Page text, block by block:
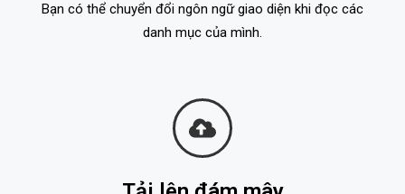
Bạn có thể chuyển đổi ngôn ngữ giao diện khi đọc các
danh mục của mình.